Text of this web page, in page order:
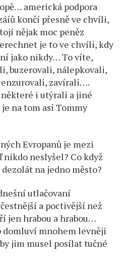
americká podpora
končí přesně ve chvíli,
nějak moc peněz
je to ve chvíli, kdy
jako nikdy… To víte,
buzerovali, nálepkovali,
zavírali….
i utýrali a jiné
na tom asi Tommy
Evropanů je mezi
neslyšel? Co když
na jedno město?
utlačovaní
a poctivější než
jen hrabou a hrabou…
domluví mnohem levněji
jim musel posílat tučné